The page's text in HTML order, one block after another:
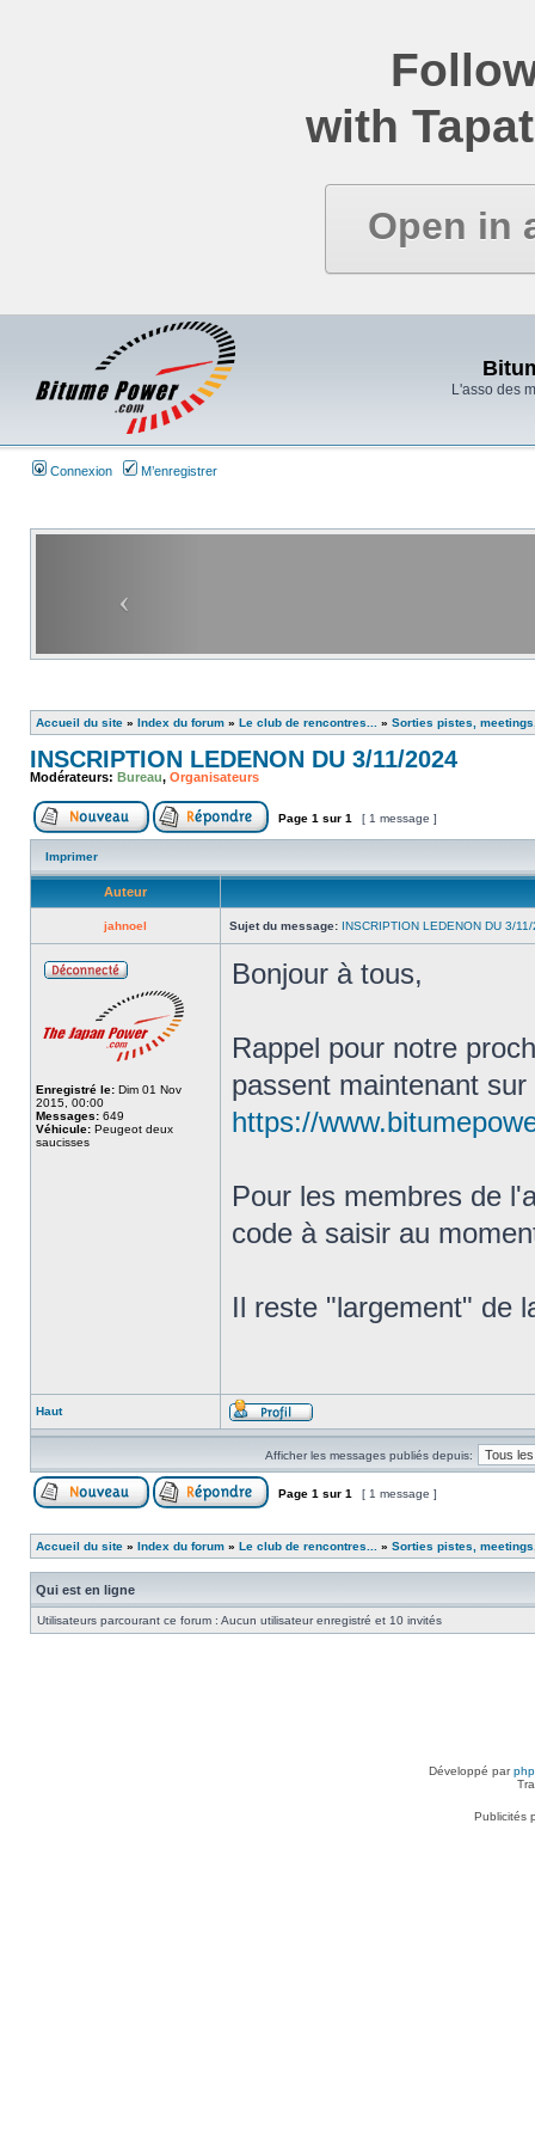
with
Open in
L'asso des
Connexion M’enregistrer
Accueil du site » Index du forum » Le club de rencontres... » Sorties pistes,
INSCRIPTION LEDENON DU 3/11/2024
Modérateurs: Bureau, Organisateurs
Page 1 sur 1 [ 1 message ]
Imprimer
Auteur
jahnoel Sujet du message: INSCRIPTION LEDENON DU 3/
Enregistré le: Dim 01 Nov
2015, 00:00
Messages: 649
Véhicule: Peugeot deux
saucisses
Bonjour à tous,
Rappel pour notre
passent maintenant
https://
Pour les membres de
code à saisir au
Il reste "largement" de
Haut
Afficher les messages publiés depuis:
Page 1 sur 1 [ 1 message ]
Accueil du site » Index du forum » Le club de rencontres... » Sorties pistes,
Qui est en ligne
Utilisateurs parcourant ce forum : Aucun utilisateur enregistré et 10 invités
Développé par
Publicités